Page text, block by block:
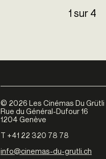
1 sur 4
© 2026 Les Cinémas Du Grütli
Rue du Général-Dufour 16
1204 Genève
T +41 22 320 78 78
info@cinemas-du-grutli.ch